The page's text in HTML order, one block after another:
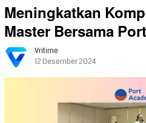
Meningkatkan
Master Bersama
Vritime
12 Desember 2024